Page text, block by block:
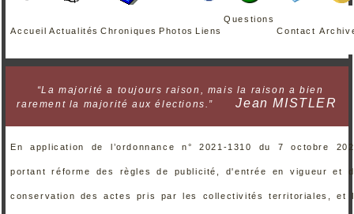
Accueil Actualités Chroniques Photos Liens
Questions
Contact
“La majorité a toujours raison, mais la raison a bien
rarement la majorité aux élections.”
Jean MISTLER
En application de l’ordonnance n° 2021-1310 du 7 octobre
portant réforme des règles de publicité, d'entrée en vigueur et
conservation des actes pris par les collectivités territoriales, et